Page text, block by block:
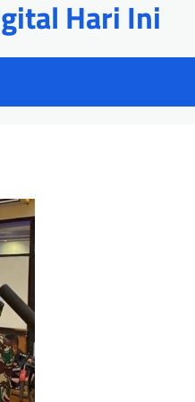
Hari Ini